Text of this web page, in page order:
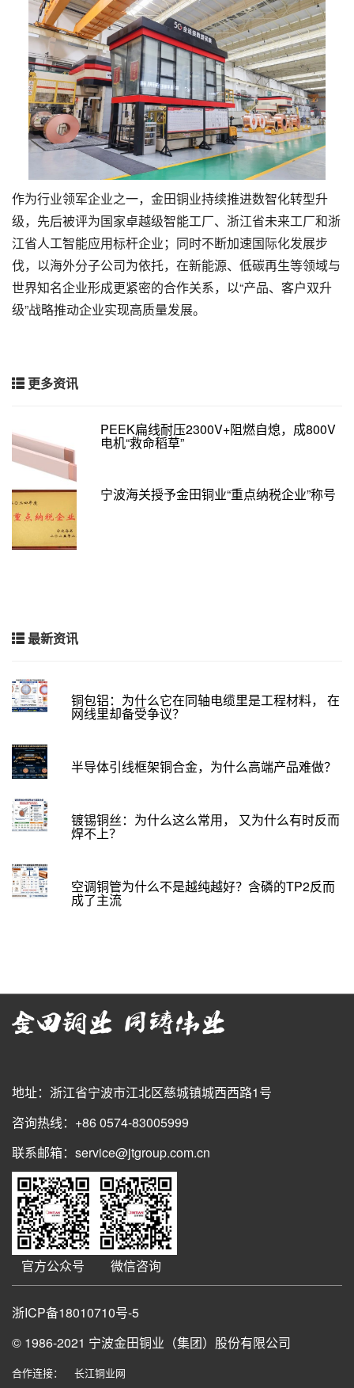
作为行业领军企业之一，金田铜业持续推进数智化转型升
级，先后被评为国家卓越级智能工厂、浙江省未来工厂和浙
江省人工智能应用标杆企业；同时不断加速国际化发展步
伐，以海外分子公司为依托，在新能源、低碳再生等领域与
世界知名企业形成更紧密的合作关系，以“产品、客户双升
级”战略推动企业实现高质量发展。
更多资讯
PEEK扁线耐压2300V+阻燃自熄，成800V
电机“救命稻草”
宁波海关授予金田铜业“重点纳税企业”称号
最新资讯
铜包铝：为什么它在同轴电缆里是工程材料， 在
网线里却备受争议？
半导体引线框架铜合金，为什么高端产品难做？
镀锡铜丝：为什么这么常用， 又为什么有时反而
焊不上？
空调铜管为什么不是越纯越好？含磷的TP2反而
成了主流
地址：浙江省宁波市江北区慈城镇城西西路1号
咨询热线：+86 0574-83005999
联系邮箱：service@jtgroup.com.cn
官方公众号 微信咨询
浙ICP备18010710号-5
© 1986-2021 宁波金田铜业（集团）股份有限公司
合作连接： 长江铜业网